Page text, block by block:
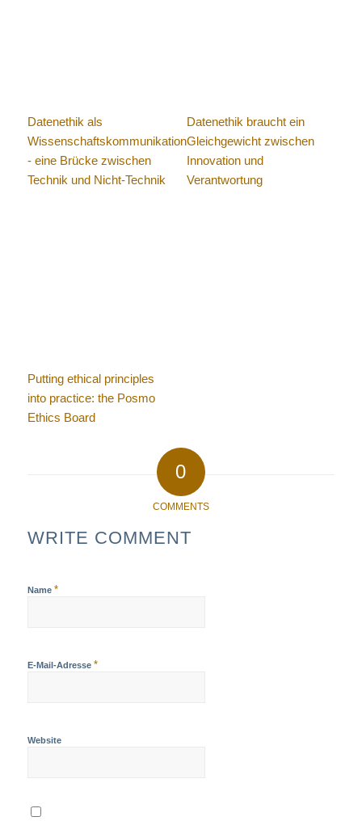
Datenethik als
Wissenschaftskommunikation
- eine Brücke zwischen
Technik und Nicht-Technik
Datenethik braucht ein
Gleichgewicht zwischen
Innovation und
Verantwortung
Putting ethical principles
into practice: the Posmo
Ethics Board
0
COMMENTS
WRITE COMMENT
Name *
E-Mail-Adresse *
Website